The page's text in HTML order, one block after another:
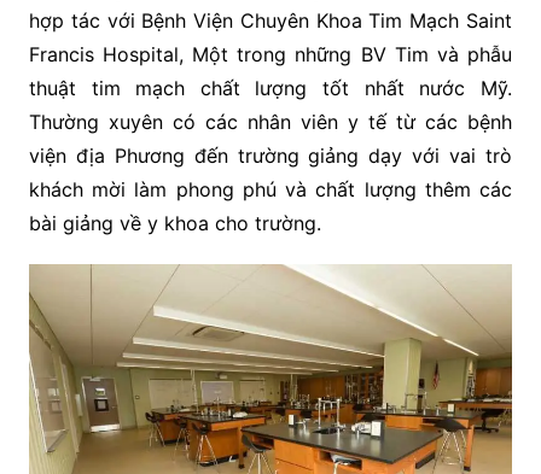
hợp tác với Bệnh Viện Chuyên Khoa Tim Mạch Saint
Francis Hospital, Một trong những BV Tim và phẫu
thuật tim mạch chất lượng tốt nhất nước Mỹ.
Thường xuyên có các nhân viên y tế từ các bệnh
viện địa Phương đến trường giảng dạy với vai trò
khách mời làm phong phú và chất lượng thêm các
bài giảng về y khoa cho trường.